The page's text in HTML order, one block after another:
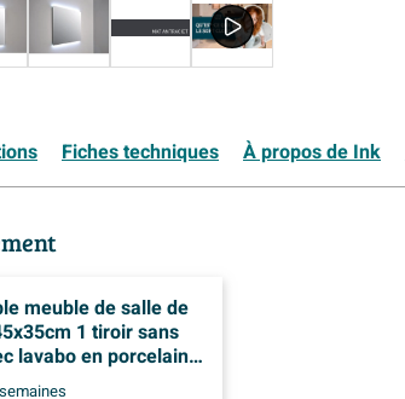
Fiches techniques À propos de Ink
meuble de salle de
1 tiroir sans
lavabo en porcelaine
vert mat